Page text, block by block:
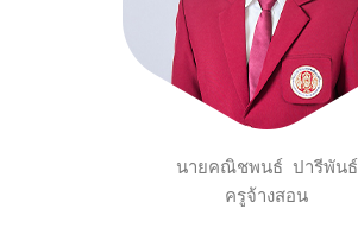
นายคณิชพนธ์ ปารีพันธ์
ครูจ้างสอน